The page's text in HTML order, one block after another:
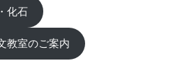
化石
教室のご案内